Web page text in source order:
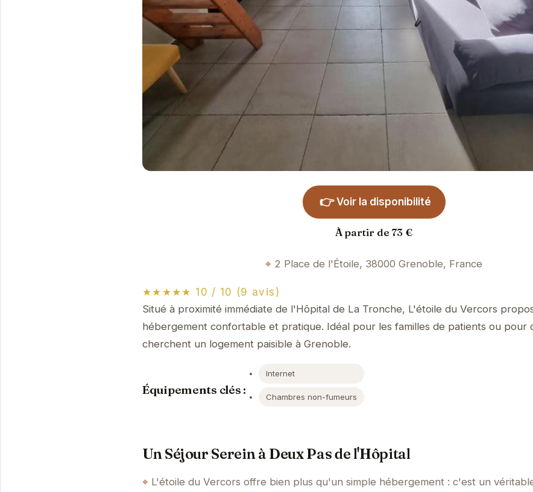
👉 Voir la disponibilité
À partir de 73 €
2 Place de l'Étoile, 38000 Grenoble, France
★★★★★ 10 / 10 (9 avis)
Situé à proximité immédiate de l'Hôpital de La Tronche, L'étoile du Vercors
hébergement confortable et pratique. Idéal pour les familles de patients ou pour
cherchent un logement paisible à Grenoble.
Équipements clés :
Internet
Chambres non-fumeurs
Un Séjour Serein à Deux Pas de l'Hôpital
L'étoile du Vercors offre bien plus qu'un simple hébergement : c'est un